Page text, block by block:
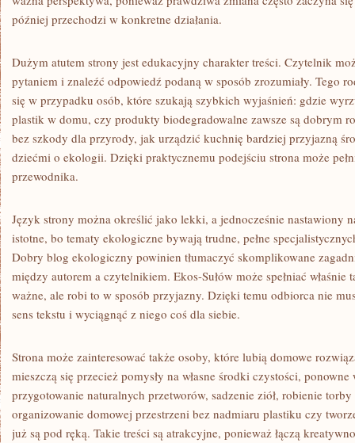
później przechodzi w konkretne działania.
Dużym atutem strony jest edukacyjny charakter treści. Czytelnik
pytaniem i znaleźć odpowiedź podaną w sposób zrozumiały. Tego
się w przypadku osób, które szukają szybkich wyjaśnień: gdzie
plastik w domu, czy produkty biodegradowalne zawsze są dobrym
bez szkody dla przyrody, jak urządzić kuchnię bardziej przyjazną
dziećmi o ekologii. Dzięki praktycznemu podejściu strona może
przewodnika.
Język strony można określić jako lekki, a jednocześnie nastawiony
istotne, bo tematy ekologiczne bywają trudne, pełne
Dobry blog ekologiczny powinien tłumaczyć skomplikowane
między autorem a czytelnikiem. Ekos-Sułów może spełniać
ważne, ale robi to w sposób przyjazny. Dzięki temu odbiorca nie
sens tekstu i wyciągnąć z niego coś dla siebie.
Strona może zainteresować także osoby, które lubią domowe
mieszczą się przecież pomysły na własne środki czystości,
przygotowanie naturalnych przetworów, sadzenie ziół, robienie
organizowanie domowej przestrzeni bez nadmiaru plastiku czy
już są pod ręką. Takie treści są atrakcyjne, ponieważ łączą